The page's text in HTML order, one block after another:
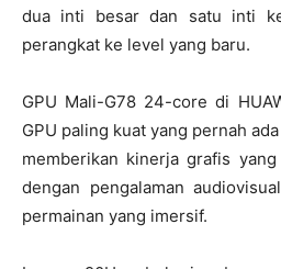
dua inti besar dan satu inti
perangkat ke level yang baru.
GPU Mali-G78 24-core di
GPU paling kuat yang pernah
memberikan kinerja grafis
dengan pengalaman
permainan yang imersif.